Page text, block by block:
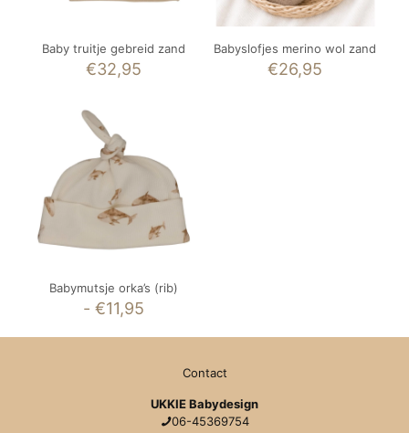
Baby truitje gebreid zand
€32,95
Babyslofjes merino wol zand
€26,95
Babymutsje orka’s (rib)
- €11,95
€11,95
Contact
UKKIE Babydesign
06-45369754